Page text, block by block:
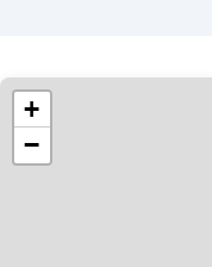
+
−